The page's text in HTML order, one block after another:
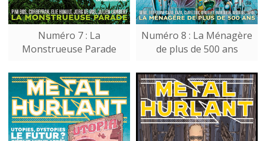
Numéro 7 : La
Monstrueuse Parade
Numéro 8 : La Ménagère
de plus de 500 ans